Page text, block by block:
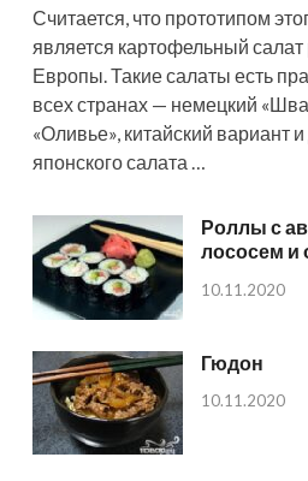
Считается, что прототипом
является картофельный
Европы. Такие салаты есть
всех странах — немецкий
«Оливье», китайский вариант
японского салата …
Роллы с
лососем и
10.11.2020
Гюдон
10.11.2020